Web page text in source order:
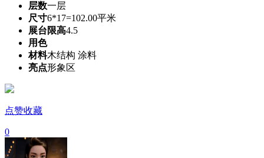
层数一层
尺寸6*17=102.00平米
展台限高4.5
用色
材料木结构 涂料
亮点形象区
点赞收藏
0